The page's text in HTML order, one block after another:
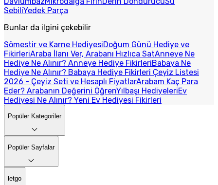
SebiliYedek Parça
Bunlar da ilgini çekebilir
Sömestir ve Karne HediyesiDoğum Günü Hediye ve
FikirleriAraba İlanı Ver, Arabanı Hızlıca SatAnneye Ne
Hediye Ne Alınır? Anneye Hediye FikirleriBabaya Ne
Hediye Ne Alınır? Babaya Hediye Fikirleri Çeyiz Listesi
2026 - Çeyiz Seti ve Hesaplı FiyatlarArabam Kaç Para
Eder? Arabanın Değerini ÖğrenYılbaşı HediyeleriEv
Hediyesi Ne Alınır? Yeni Ev Hediyesi Fikirleri
Popüler Kategoriler
Popüler Sayfalar
letgo